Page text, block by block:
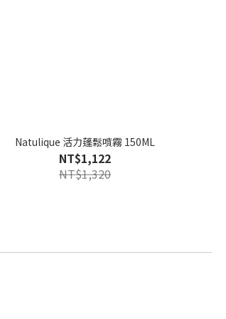
Natulique 活力蓬鬆噴霧 150ML
NT$1,122
NT$1,320